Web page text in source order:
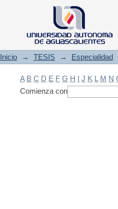
Filtrado by:
Inicio → TESIS → Especialidad
A B C D E F G H I J K L M N
Comienza con